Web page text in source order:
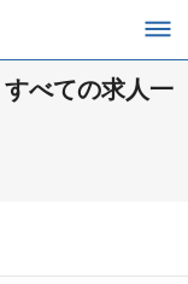
べての求人一